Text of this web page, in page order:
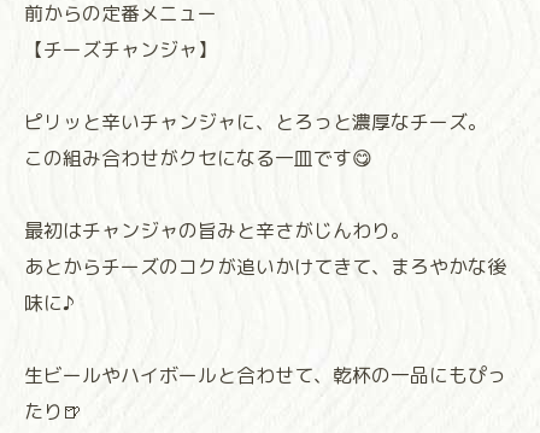
前からの定番メニュー
【チーズチャンジャ】
ピリッと辛いチャンジャに、とろっと濃厚なチーズ。
この組み合わせがクセになる一皿です😋
最初はチャンジャの旨みと辛さがじんわり。
あとからチーズのコクが追いかけてきて、まろやかな後
味に♪
生ビールやハイボールと合わせて、乾杯の一品にもぴっ
たり🍺